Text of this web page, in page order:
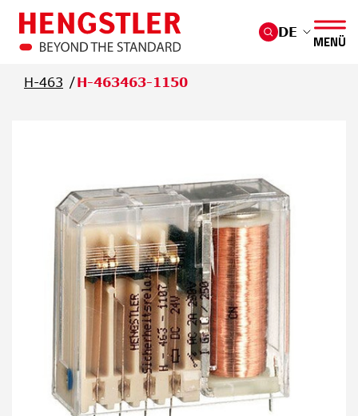
Überspringen Sie zum Hauptmenü
DE
MENÜ
H-463 H-463463-1150